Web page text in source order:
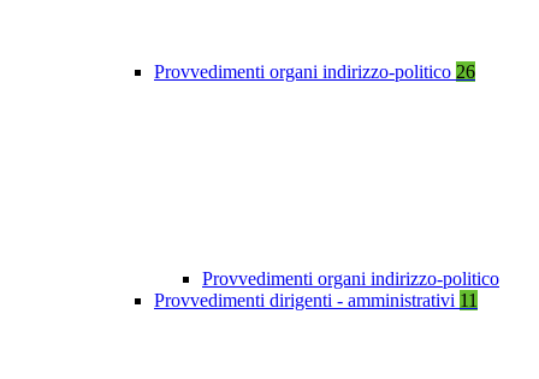
Provvedimenti organi indirizzo-politico 26
Provvedimenti organi indirizzo-politico
Provvedimenti dirigenti - amministrativi 11